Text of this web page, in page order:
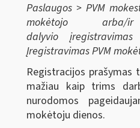
Paslaugos > PVM
mokėtojo
dalyvio
Įregistravimas PVM
Registracijos
mažiau kaip trims
nurodomos
mokėtoju dienos.